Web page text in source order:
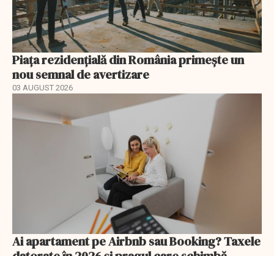
Piața rezidențială din România primește un
nou semnal de avertizare
03 AUGUST 2026
Ai apartament pe Airbnb sau Booking? Taxele